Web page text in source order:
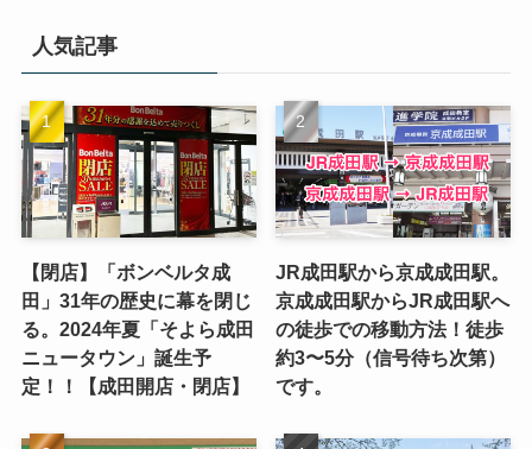
人気記事
【閉店】「ボンベルタ成
田」31年の歴史に幕を閉じ
る。2024年夏「そよら成田
ニュータウン」誕生予
定！！【成田開店・閉店】
JR成田駅から京成成田駅。
京成成田駅からJR成田駅へ
の徒歩での移動方法！徒歩
約3〜5分（信号待ち次第）
です。